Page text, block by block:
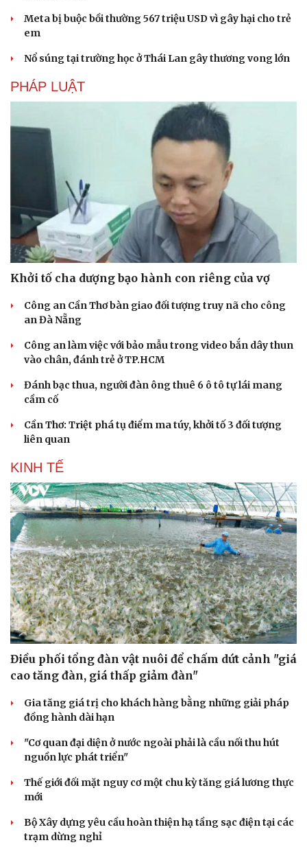
Cải chính
Meta bị buộc bồi thường 567 triệu USD vì gây hại cho trẻ
em
Nổ súng tại trường học ở Thái Lan gây thương vong lớn
PHÁP LUẬT
Khởi tố cha dượng bạo hành con riêng của vợ
Công an Cần Thơ bàn giao đối tượng truy nã cho công
an Đà Nẵng
Công an làm việc với bảo mẫu trong video bắn dây thun
vào chân, đánh trẻ ở TP.HCM
Đánh bạc thua, người đàn ông thuê 6 ô tô tự lái mang
cầm cố
Cần Thơ: Triệt phá tụ điểm ma túy, khởi tố 3 đối tượng
liên quan
KINH TẾ
Điều phối tổng đàn vật nuôi để chấm dứt cảnh "giá
cao tăng đàn, giá thấp giảm đàn"
Gia tăng giá trị cho khách hàng bằng những giải pháp
đồng hành dài hạn
"Cơ quan đại diện ở nước ngoài phải là cầu nối thu hút
nguồn lực phát triển"
Thế giới đối mặt nguy cơ một chu kỳ tăng giá lương thực
mới
Bộ Xây dựng yêu cầu hoàn thiện hạ tầng sạc điện tại các
trạm dừng nghỉ